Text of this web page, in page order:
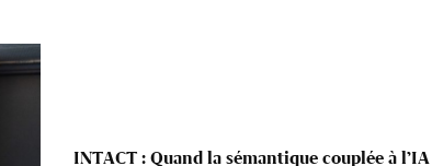
INTACT : Quand la sémantique couplée à l’IA